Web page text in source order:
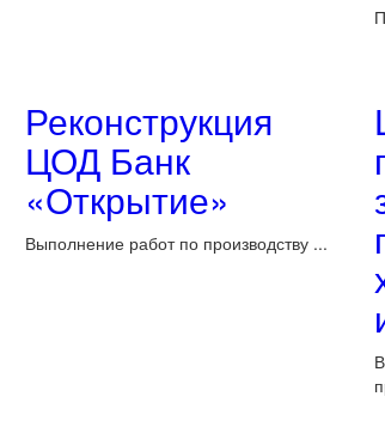
Реконструкция
ЦОД Банк
«Открытие»
Выполнение работ по производству ...